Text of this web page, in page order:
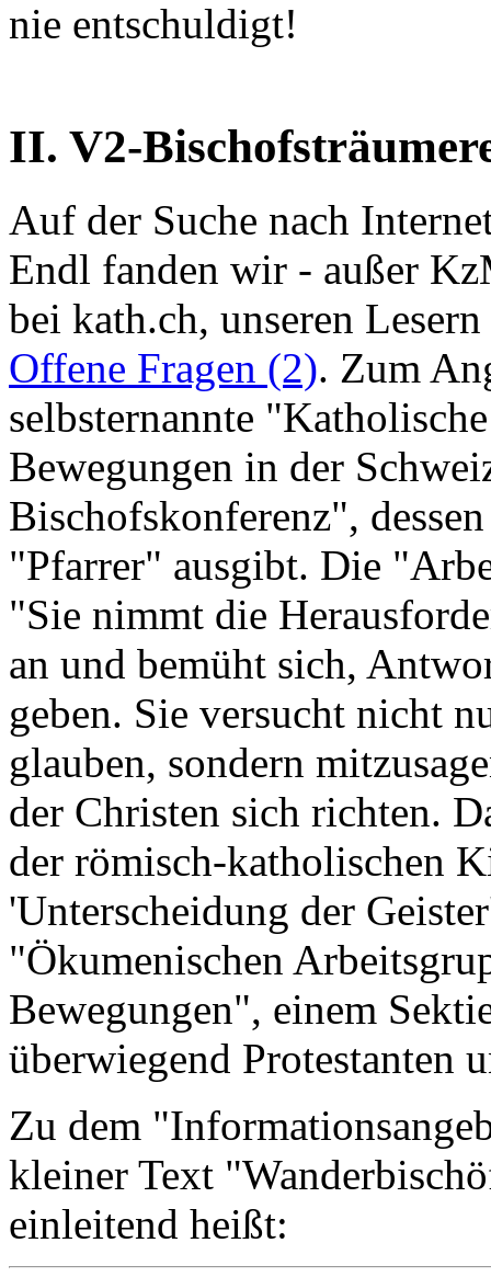
nie entschuldigt!
II. V2-
Auf der Suche nach
Endl fanden wir - außer
bei kath.ch, unseren
Offene Fragen (2). Zum
selbsternannte
Bewegungen in der
Bischofskonferenz",
"Pfarrer" ausgibt. Die
"Sie nimmt die
an und bemüht sich,
geben. Sie versucht nicht
glauben, sondern
der Christen sich richten.
der römisch-katholischen
'Unterscheidung der
"Ökumenischen
Bewegungen", einem
überwiegend Protestanten
Zu dem
kleiner Text
einleitend heißt: